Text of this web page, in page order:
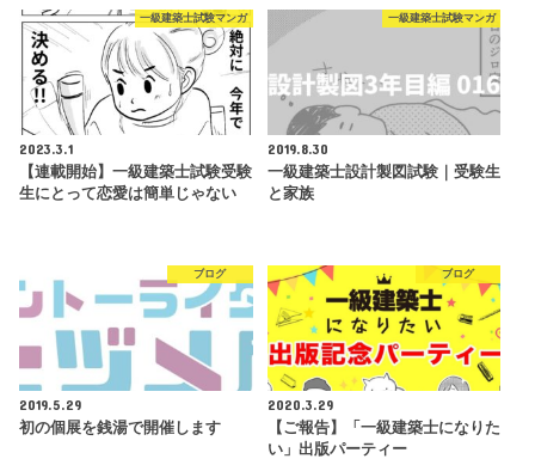
一級建築士試験マンガ
2023.3.1
【連載開始】一級建築士試験受験
生にとって恋愛は簡単じゃない
一級建築士試験マンガ
2019.8.30
一級建築士設計製図試験｜受験生
と家族
ブログ
2019.5.29
初の個展を銭湯で開催します
ブログ
2020.3.29
【ご報告】「一級建築士になりた
い」出版パーティー